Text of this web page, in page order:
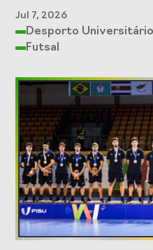
Representações
Nacionais
Serviços
Balcão das
Federações
Formação
Jul 7, 2026
Desporto Universitário
Futsal